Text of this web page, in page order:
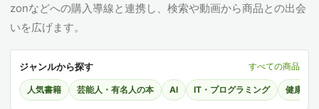
zonなどへの購入導線と連携し、検索や動画から商品との出会
いを広げます。
ジャンルから探す すべての商品
人気書籍 芸能人・有名人の本 AI IT・プログラミング 健康・